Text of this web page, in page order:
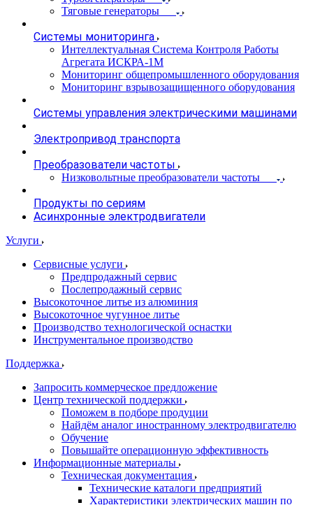
Тяговые генераторы
Системы мониторинга
Интеллектуальная Система Контроля Работы
Агрегата ИСКРА-1М
Мониторинг общепромышленного оборудования
Мониторинг взрывозащищенного оборудования
Системы управления электрическими машинами
Электропривод транспорта
Преобразователи частоты
Низковольтные преобразователи частоты
Продукты по сериям
Асинхронные электродвигатели
Услуги
Сервисные услуги
Предпродажный сервис
Послепродажный сервис
Высокоточное литье из алюминия
Высокоточное чугунное литье
Производство технологической оснастки
Инструментальное производство
Поддержка
Запросить коммерческое предложение
Центр технической поддержки
Поможем в подборе продуции
Найдём аналог иностранному электродвигателю
Обучение
Повышайте операционную эффективность
Информационные материалы
Техническая документация
Технические каталоги предприятий
Характеристики электрических машин по